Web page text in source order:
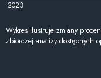
2023
Wykres ilustruje zmiany
zbiorczej analizy dostępnych